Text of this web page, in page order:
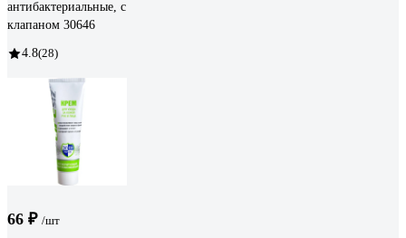
антибактериальные, с
клапаном 30646
4.8(28)
66 ₽ /шт